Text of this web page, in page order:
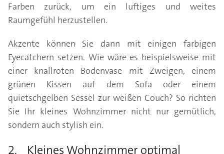
Farben zurück, um ein luftiges und weites
Raumgefühl herzustellen.
Akzente können Sie dann mit einigen farbigen
Eyecatchern setzen. Wie wäre es beispielsweise mit
einer knallroten Bodenvase mit Zweigen, einem
grünen Kissen auf dem Sofa oder einem
quietschgelben Sessel zur weißen Couch? So richten
Sie Ihr kleines Wohnzimmer nicht nur gemütlich,
sondern auch stylish ein.
2. Kleines Wohnzimmer optimal